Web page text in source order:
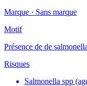
Marque · Sans marque
Motif
Présence de de
Risques
Salmonella spp